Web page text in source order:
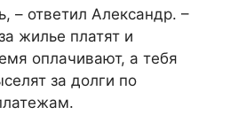
– ответил Александр. –
жилье платят и
оплачивают, а тебя
за долги по